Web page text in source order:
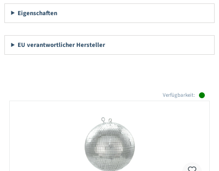
Eigenschaften
EU verantwortlicher Hersteller
Verfügbarkeit: